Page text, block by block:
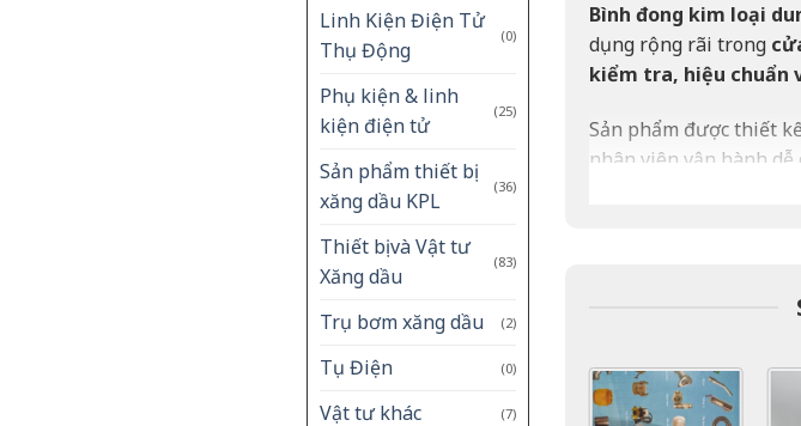
Linh Kiện Điện Tử
Thụ Động
(0)
Phụ kiện & linh
kiện điện tử
(25)
Sản phẩm thiết bị
xăng dầu KPL
(36)
Thiết bị và Vật tư
Xăng dầu
(83)
Trụ bơm xăng dầu (2)
Tụ Điện (0)
Vật tư khác (7)
Bình đong kim loại
dụng rộng rãi trong
kiểm tra, hiệu chuẩn
Sản phẩm được thiết
nhân viên vận hành
Cóthang đo